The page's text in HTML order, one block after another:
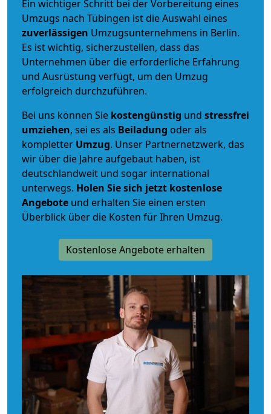
Ein wichtiger Schritt bei der Vorbereitung eines
Umzugs nach Tübingen ist die Auswahl eines
zuverlässigen Umzugsunternehmens in Berlin.
Es ist wichtig, sicherzustellen, dass das
Unternehmen über die erforderliche Erfahrung
und Ausrüstung verfügt, um den Umzug
erfolgreich durchzuführen.
Bei uns können Sie kostengünstig und stressfrei
umziehen, sei es als Beiladung oder als
kompletter Umzug. Unser Partnernetzwerk, das
wir über die Jahre aufgebaut haben, ist
deutschlandweit und sogar international
unterwegs. Holen Sie sich jetzt kostenlose
Angebote und erhalten Sie einen ersten
Überblick über die Kosten für Ihren Umzug.
Kostenlose Angebote erhalten